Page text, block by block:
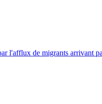
l'afflux de migrants arrivant